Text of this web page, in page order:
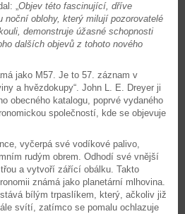
„Objev této fascinující, dříve
noční oblohy, který milují pozorovatelé
demonstruje úžasné schopnosti
dalších objevů z tohoto nového
jako M57. Je to 57. záznam v
a hvězdokupy“. John L. E. Dreyer ji
obecného katalogu, poprvé vydaného
společností, kde se objevuje
vyčerpá své vodíkové palivo,
rudým obrem. Odhodí své vnější
a vytvoří zářící obálku. Takto
známá jako planetární mlhovina.
bílým trpaslíkem, který, ačkoliv již
svítí, zatímco se pomalu ochlazuje